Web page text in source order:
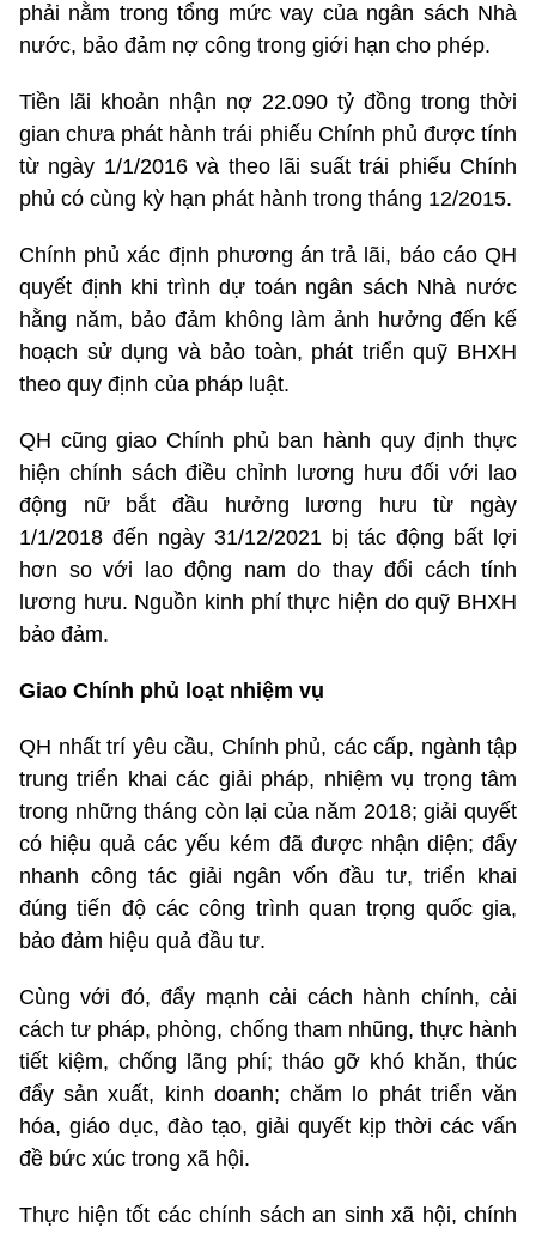
phải nằm trong tổng mức vay của ngân sách Nhà
nước, bảo đảm nợ công trong giới hạn cho phép.
Tiền lãi khoản nhận nợ 22.090 tỷ đồng trong thời
gian chưa phát hành trái phiếu Chính phủ được tính
từ ngày 1/1/2016 và theo lãi suất trái phiếu Chính
phủ có cùng kỳ hạn phát hành trong tháng 12/2015.
Chính phủ xác định phương án trả lãi, báo cáo QH
quyết định khi trình dự toán ngân sách Nhà nước
hằng năm, bảo đảm không làm ảnh hưởng đến kế
hoạch sử dụng và bảo toàn, phát triển quỹ BHXH
theo quy định của pháp luật.
QH cũng giao Chính phủ ban hành quy định thực
hiện chính sách điều chỉnh lương hưu đối với lao
động nữ bắt đầu hưởng lương hưu từ ngày
1/1/2018 đến ngày 31/12/2021 bị tác động bất lợi
hơn so với lao động nam do thay đổi cách tính
lương hưu. Nguồn kinh phí thực hiện do quỹ BHXH
bảo đảm.
Giao Chính phủ loạt nhiệm vụ
QH nhất trí yêu cầu, Chính phủ, các cấp, ngành tập
trung triển khai các giải pháp, nhiệm vụ trọng tâm
trong những tháng còn lại của năm 2018; giải quyết
có hiệu quả các yếu kém đã được nhận diện; đẩy
nhanh công tác giải ngân vốn đầu tư, triển khai
đúng tiến độ các công trình quan trọng quốc gia,
bảo đảm hiệu quả đầu tư.
Cùng với đó, đẩy mạnh cải cách hành chính, cải
cách tư pháp, phòng, chống tham nhũng, thực hành
tiết kiệm, chống lãng phí; tháo gỡ khó khăn, thúc
đẩy sản xuất, kinh doanh; chăm lo phát triển văn
hóa, giáo dục, đào tạo, giải quyết kịp thời các vấn
đề bức xúc trong xã hội.
Thực hiện tốt các chính sách an sinh xã hội, chính